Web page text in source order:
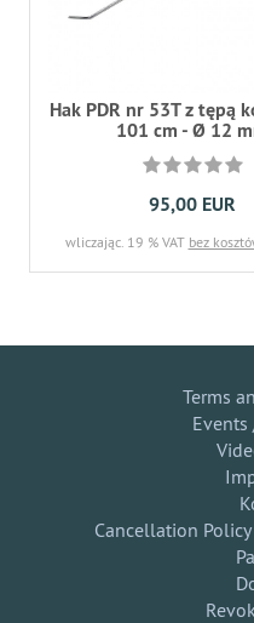
Hak PDR nr 53T z tępą
101 cm - Ø 12
95,00 EUR
wliczając. 19 % VAT bez
Terms
Cancellation